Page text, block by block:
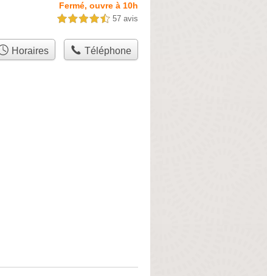
Fermé, ouvre à 10h
4,5 étoiles sur 5 57 avis
Horaires Téléphone